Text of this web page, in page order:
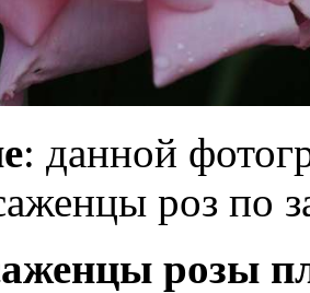
: данной
роз по
розы